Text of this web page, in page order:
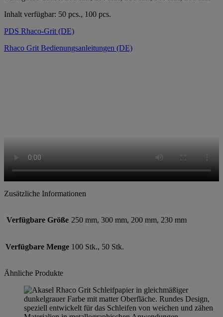
Inhalt verfügbar: 50 pcs., 100 pcs.
PDS Rhaco-Grit (DE)
Rhaco Grit Bedienungsanleitungen (DE)
Zusätzliche Informationen
Verfügbare Größe 250 mm, 300 mm, 200 mm, 230 mm
Verfügbare Menge 100 Stk., 50 Stk.
Ähnliche Produkte